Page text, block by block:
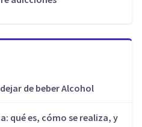
de beber Alcohol
qué es, cómo se realiza, y